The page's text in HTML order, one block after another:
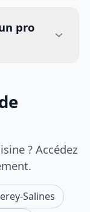
pro
? Accédez
Salines